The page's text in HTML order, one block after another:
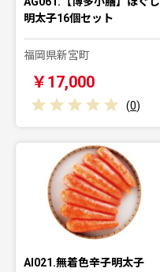
明太子16個セット
福岡県新宮町
￥17,000
(0)
AI021.無着色辛子明太子